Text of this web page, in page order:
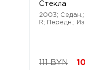
Стекла
2003;
R; Передн.;
111 BYN